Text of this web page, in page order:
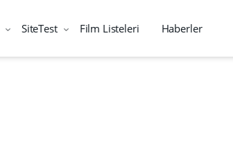
SiteTest Film Listeleri Haberler